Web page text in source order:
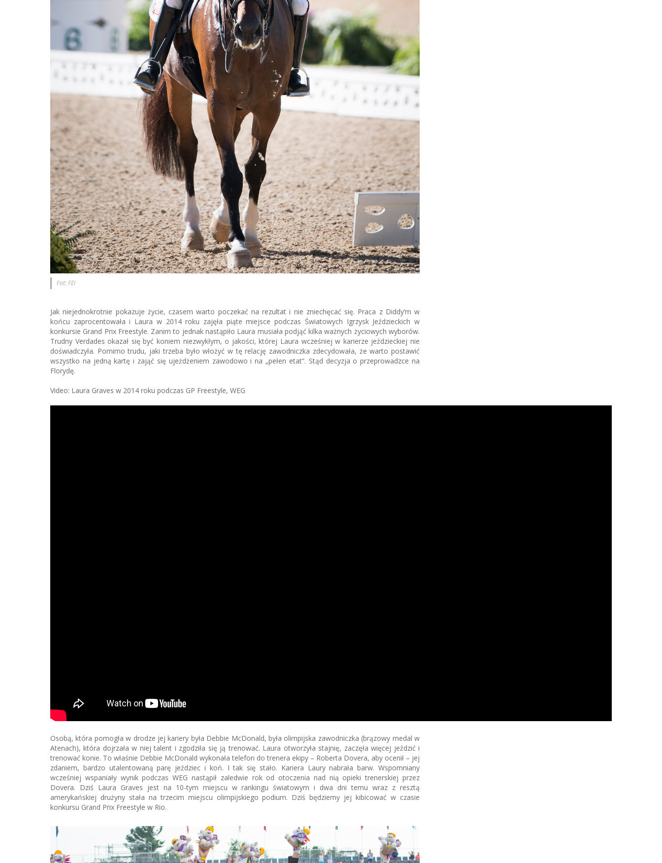
Fot: FEI
Jak niejednokrotnie pokazuje życie, czasem warto poczekać na rezultat i nie zniechęcać się. Praca z Diddy’m w
końcu zaprocentowała i Laura w 2014 roku zajęła piąte miejsce podczas Światowych Igrzysk Jeździeckich w
konkursie Grand Prix Freestyle. Zanim to jednak nastąpiło Laura musiała podjąć kilka ważnych życiowych wyborów.
Trudny Verdades okazał się być koniem niezwykłym, o jakości, której Laura wcześniej w karierze jeździeckiej nie
doświadczyła. Pomimo trudu, jaki trzeba było włożyć w tę relację zawodniczka zdecydowała, że warto postawić
wszystko na jedną kartę i zająć się ujeżdżeniem zawodowo i na „pełen etat”. Stąd decyzja o przeprowadzce na
Florydę.
Video: Laura Graves w 2014 roku podczas GP Freestyle, WEG
Osobą, która pomogła w drodze jej kariery była Debbie McDonald, była olimpijska zawodniczka (brązowy medal w
Atenach), która dojrzała w niej talent i zgodziła się ją trenować. Laura otworzyła stajnię, zaczęła więcej jeździć i
trenować konie. To właśnie Debbie McDonald wykonała telefon do trenera ekipy – Roberta Dovera, aby ocenił – jej
zdaniem, bardzo utalentowaną parę jeździec i koń. I tak się stało. Kariera Laury nabrała barw. Wspomniany
wcześniej wspaniały wynik podczas WEG nastąpił zaledwie rok od otoczenia nad nią opieki trenerskiej przez
Dovera. Dziś Laura Graves jest na 10-tym miejscu w rankingu światowym i dwa dni temu wraz z resztą
amerykańskiej drużyny stała na trzecim miejscu olimpijskiego podium. Dziś będziemy jej kibicować w czasie
konkursu Grand Prix Freestyle w Rio.